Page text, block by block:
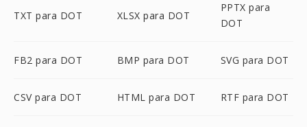
TXT para DOT XLSX para DOT
PPTX para
DOT
FB2 para DOT BMP para DOT SVG para DOT
CSV para DOT HTML para DOT RTF para DOT